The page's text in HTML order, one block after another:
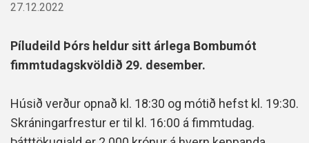
27.12.2022
Píludeild Þórs heldur sitt árlega Bombumót
fimmtudagskvöldið 29. desember.
Húsið verður opnað kl. 18:30 og mótið hefst kl. 19:30.
Skráningarfrestur er til kl. 16:00 á fimmtudag.